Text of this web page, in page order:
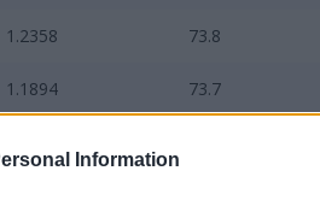
Information
1.2358 73.8
1.1894 73.7